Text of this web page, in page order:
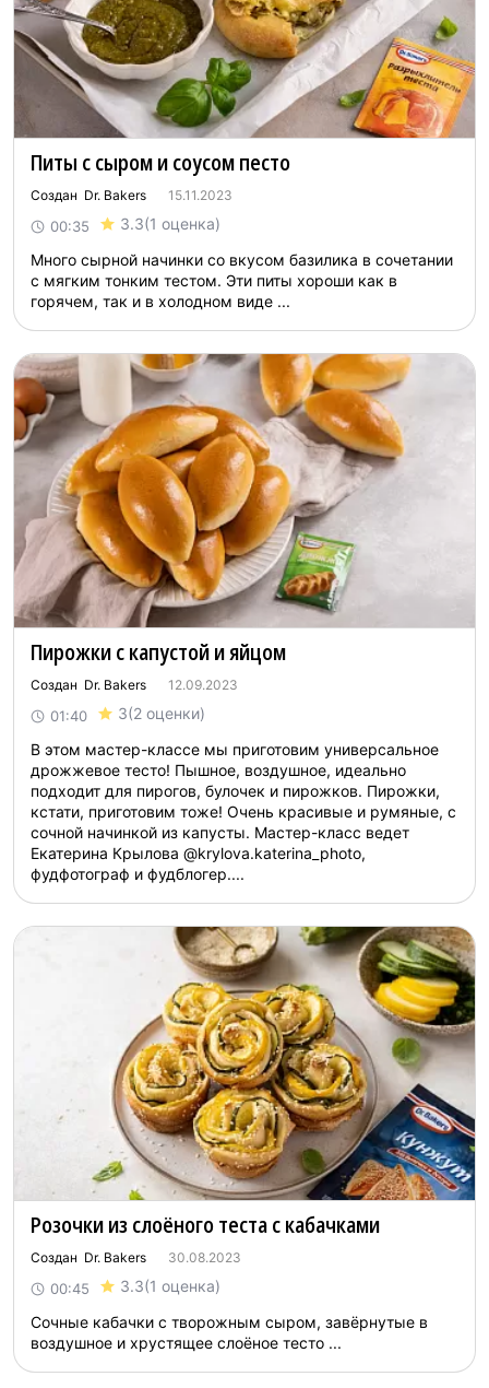
Питы с сыром и соусом песто
Создан Dr. Bakers 15.11.2023
00:35 3.3(1 оценка)
Много сырной начинки со вкусом базилика в сочетании
с мягким тонким тестом. Эти питы хороши как в
горячем, так и в холодном виде ...
Пирожки с капустой и яйцом
Создан Dr. Bakers 12.09.2023
01:40 3(2 оценки)
В этом мастер-классе мы приготовим универсальное
дрожжевое тесто! Пышное, воздушное, идеально
подходит для пирогов, булочек и пирожков. Пирожки,
кстати, приготовим тоже! Очень красивые и румяные, с
сочной начинкой из капусты. Мастер-класс ведет
Екатерина Крылова @krylova.katerina_photo,
фудфотограф и фудблогер....
Розочки из слоёного теста с кабачками
Создан Dr. Bakers 30.08.2023
00:45 3.3(1 оценка)
Сочные кабачки с творожным сыром, завёрнутые в
воздушное и хрустящее слоёное тесто ...